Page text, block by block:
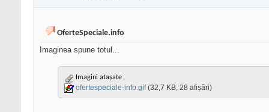
OferteSpeciale.info
Imaginea spune totul...
Imagini atașate
ofertespeciale-info.gif (32,7 KB, 28 afișări)